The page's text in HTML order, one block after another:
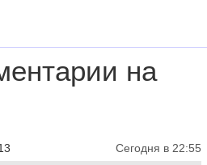
на
Сегодня в 22:55